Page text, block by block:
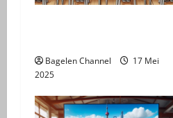
Bagelen Channel
17 Mei
2025